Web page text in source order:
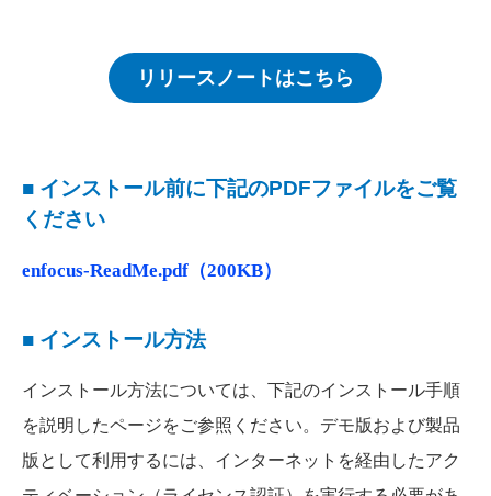
リリースノートはこちら
■ インストール前に下記のPDFファイルをご覧
ください
enfocus-ReadMe.pdf（200KB）
■ インストール方法
インストール方法については、下記のインストール手順
を説明したページをご参照ください。デモ版および製品
版として利用するには、インターネットを経由したアク